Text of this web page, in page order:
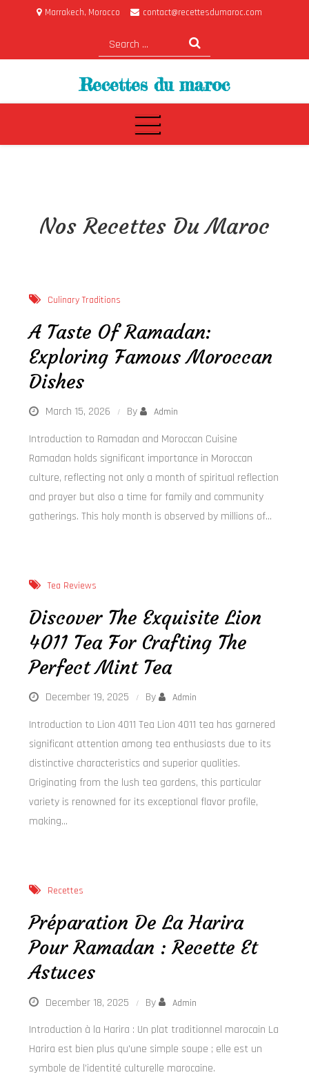
Marrakech, Morocco contact@recettesdumaroc.com
Search
for:
Recettes du maroc
Nos Recettes Du Maroc
Culinary Traditions
A Taste Of Ramadan:
Exploring Famous Moroccan
Dishes
March 15, 2026 By Admin
Introduction to Ramadan and Moroccan Cuisine
Ramadan holds significant importance in Moroccan
culture, reflecting not only a month of spiritual reflection
and prayer but also a time for family and community
gatherings. This holy month is observed by millions of…
Tea Reviews
Discover The Exquisite Lion
4011 Tea For Crafting The
Perfect Mint Tea
December 19, 2025 By Admin
Introduction to Lion 4011 Tea Lion 4011 tea has garnered
significant attention among tea enthusiasts due to its
distinctive characteristics and superior qualities.
Originating from the lush tea gardens, this particular
variety is renowned for its exceptional flavor profile,
making…
Recettes
Préparation De La Harira
Pour Ramadan : Recette Et
Astuces
December 18, 2025 By Admin
Introduction à la Harira : Un plat traditionnel marocain La
Harira est bien plus qu'une simple soupe ; elle est un
symbole de l'identité culturelle marocaine.